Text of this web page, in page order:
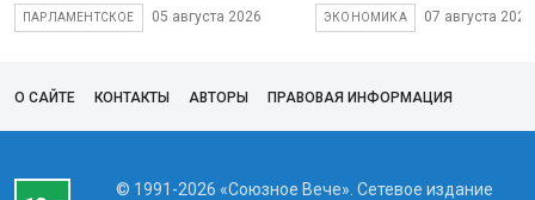
ПАРЛАМЕНТСКОЕ 05 августа 2026 ЭКОНОМИКА 07 августа 2026
О САЙТЕ КОНТАКТЫ АВТОРЫ ПРАВОВАЯ ИНФОРМАЦИЯ
© 1991-2026 «Союзное Вече». Сетевое издание